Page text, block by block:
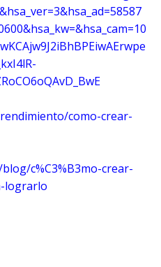
como-crear-
c%C3%B3mo-crear-
lograrlo